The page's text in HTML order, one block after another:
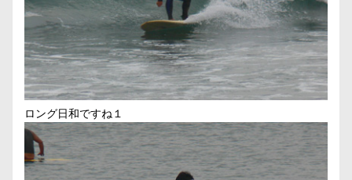
ロング日和ですね１